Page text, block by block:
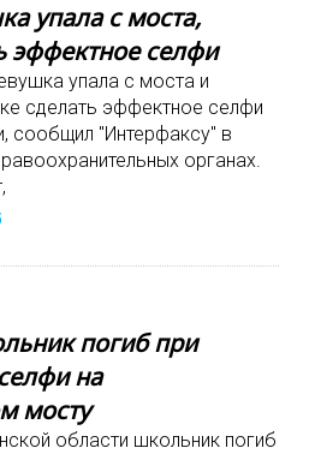
упала с моста,
эффектное селфи
упала с моста и
сделать эффектное селфи
сообщил "Интерфаксу" в
органах.
погиб при
на
мосту
области школьник погиб